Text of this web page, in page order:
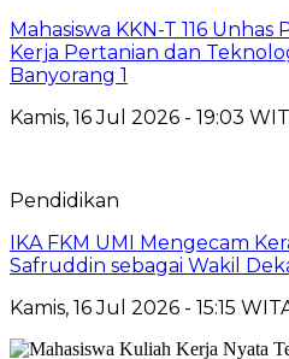
Mahasiswa KKN-T 116
Kerja Pertanian dan
Banyorang 1
Kamis, 16 Jul 2026 - 19:03
Pendidikan
IKA FKM UMI Mengecam
Safruddin sebagai Wakil
Kamis, 16 Jul 2026 - 15:15